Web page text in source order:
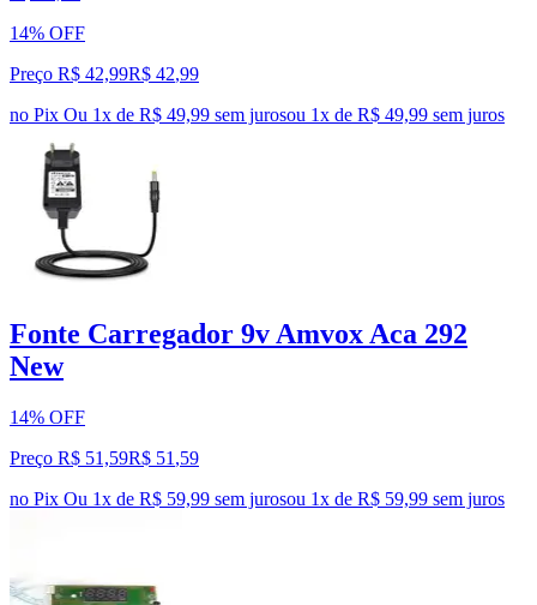
14% OFF
Preço R$ 42,99R$ 42,99
no Pix Ou 1x de R$ 49,99 sem jurosou 1x de R$ 49,99 sem juros
Fonte Carregador 9v Amvox Aca 292
New
14% OFF
Preço R$ 51,59R$ 51 ,59
no Pix Ou 1x de R$ 59,99 sem jurosou 1x de R$ 59,99 sem juros